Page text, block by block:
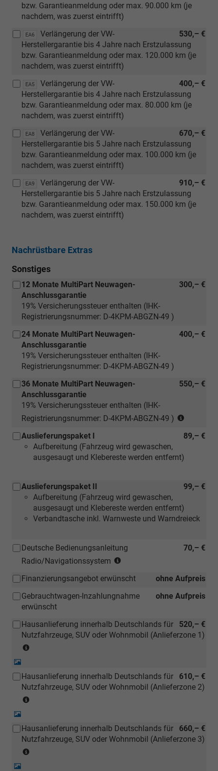
bzw. Garantieanmeldung oder max. 90.000 km (je
nachdem, was zuerst eintrifft)
EA6 530,– €
Verlängerung der VW-
Herstellergarantie bis 4 Jahre nach Erstzulassung
bzw. Garantieanmeldung oder max. 120.000 km (je
nachdem, was zuerst eintrifft)
EA5 400,– €
Verlängerung der VW-
Herstellergarantie bis 4 Jahre nach Erstzulassung
bzw. Garantieanmeldung oder max. 80.000 km (je
nachdem, was zuerst eintrifft)
EA8 670,– €
Verlängerung der VW-
Herstellergarantie bis 5 Jahre nach Erstzulassung
bzw. Garantieanmeldung oder max. 100.000 km (je
nachdem, was zuerst eintrifft)
EA9 910,– €
Verlängerung der VW-
Herstellergarantie bis 5 Jahre nach Erstzulassung
bzw. Garantieanmeldung oder max. 150.000 km (je
nachdem, was zuerst eintrifft)
Nachrüstbare Extras
Sonstiges
300,– €
12 Monate MultiPart Neuwagen-
Anschlussgarantie
19% Versicherungssteuer enthalten (IHK-
Registrierungsnummer: D-4KPM-ABGZN-49 )
400,– €
24 Monate MultiPart Neuwagen-
Anschlussgarantie
19% Versicherungssteuer enthalten (IHK-
Registrierungsnummer: D-4KPM-ABGZN-49 )
550,– €
36 Monate MultiPart Neuwagen-
Anschlussgarantie
19% Versicherungssteuer enthalten (IHK-
Registrierungsnummer: D-4KPM-ABGZN-49 )
89,– €
Auslieferungspaket I
Aufbereitung (Fahrzeug wird gewaschen,
ausgesaugt und Klebereste werden entfernt)
99,– €
Auslieferungspaket II
Aufbereitung (Fahrzeug wird gewaschen,
ausgesaugt und Klebereste werden entfernt)
Verbandtasche inkl. Warnweste und Warndreieck
70,– €
Deutsche Bedienungsanleitung
Radio/Navigationssystem
auch
einem
Händler
kostengünstiger
ohne Aufpreis
Finanzierungsangebot erwünscht
ohne Aufpreis
Gebrauchtwagen-Inzahlungnahme
erwünscht
520,– €
Hausanlieferung innerhalb Deutschlands für
Nutzfahrzeuge, SUV oder Wohnmobil (Anlieferzone 1)
(ausgenommen
Inselanlieferungen)
610,– €
Hausanlieferung innerhalb Deutschlands für
Nutzfahrzeuge, SUV oder Wohnmobil (Anlieferzone 2)
(ausgenommen
Inselanlieferungen)
660,– €
Hausanlieferung innerhalb Deutschlands für
Nutzfahrzeuge, SUV oder Wohnmobil (Anlieferzone 3)